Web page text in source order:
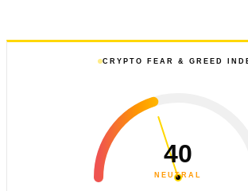
CRYPTO FEAR & GREED
40
NEUTRAL